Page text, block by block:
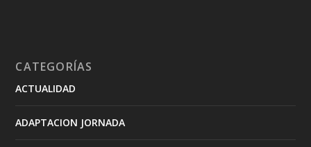
CATEGORÍAS
ACTUALIDAD
ADAPTACION JORNADA